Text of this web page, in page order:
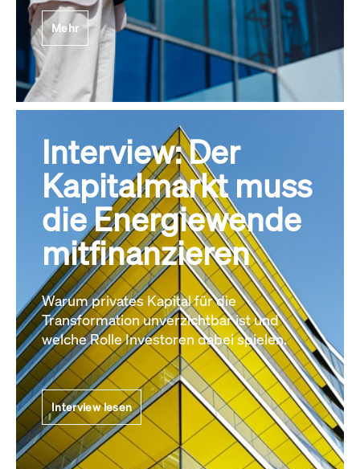
Mehr
Interview: Der
Kapitalmarkt muss
die Energiewende
mitfinanzieren
Warum privates Kapital für die
Transformation unverzichtbar ist und
welche Rolle Investoren dabei spielen.
Interview lesen